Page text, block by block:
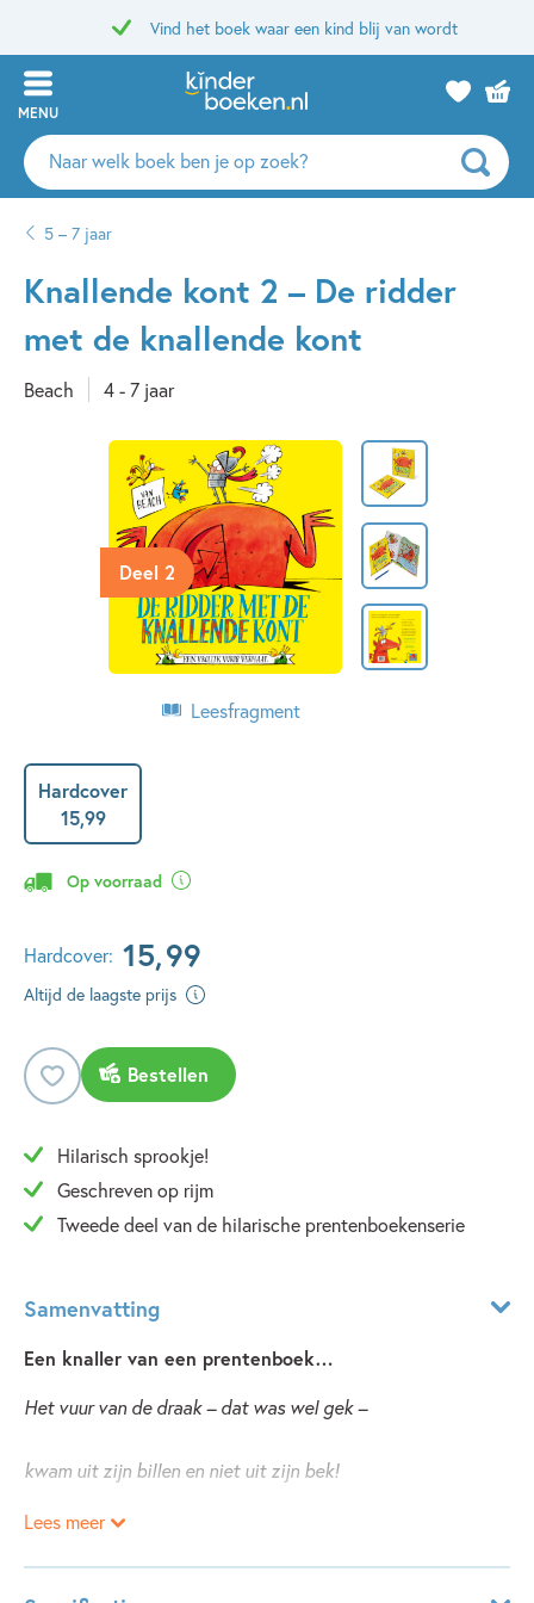
Vind het boek waar een kind blij van wordt
MENU
Zoeken
naar
auteurs
uitgevers
5 – 7 jaar
Knallende kont 2 – De ridder
met de knallende kont
Beach 4 - 7 jaar
Deel 2
Leesfragment
Hardcover
15,99
Op voorraad
Hardcover: 15,99
Altijd de laagste prijs
Bestellen
Hilarisch sprookje!
Geschreven op rijm
Tweede deel van de hilarische prentenboekenserie
Samenvatting
Een knaller van een prentenboek…
Het vuur van de draak – dat was wel gek –
kwam uit zijn billen en niet uit zijn bek!
‘Als we vandaag alles omgekeerd doen,
Lees meer